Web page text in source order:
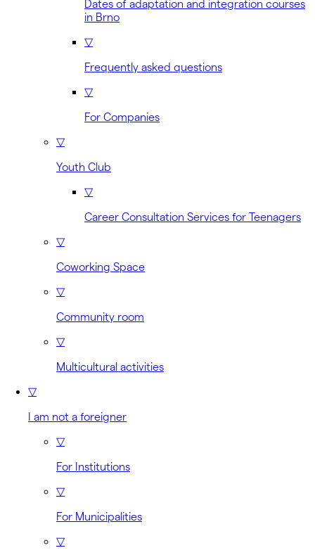
Dates of adaptation and integration courses
in Brno
▽
Frequently asked questions
▽
For Companies
▽
Youth Club
▽
Career Consultation Services for Teenagers
▽
Coworking Space
▽
Community room
▽
Multicultural activities
▽
I am not a foreigner
▽
For Institutions
▽
For Municipalities
▽